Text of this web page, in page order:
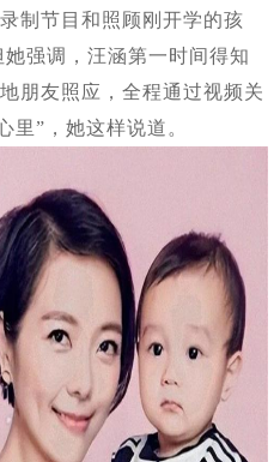
制节目和照顾刚开学的孩
强调，汪涵第一时间得知
朋友照应，全程通过视频关
里”，她这样说道。